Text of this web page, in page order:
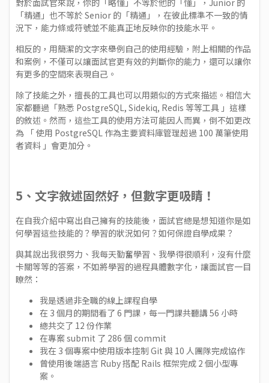
對於面試官來說，你的「略懂」不等於他的「懂」，Junior 的
「精通」也不等於 Senior 的「精通」，在彼此標準不一致的情
況下，能力條或符號並不能真正地反映你的技能水平。
相反的，用簡潔的文字來舉例自己的使用經驗，附上相關的作品
和案例，不僅可以讓面試官更有效的判斷你的能力，還可以讓你
有更多的空間來表現自己。
除了技能之外，擅長的工具也可以用類似的方式來描述。相信大
家都聽過「熟悉 PostgreSQL, Sidekiq, Redis 等等工具 」這樣
的敘述。然而，這些工具的使用方法可能因人而異，倒不如更改
為 「 使用 PostgreSQL 作為主要資料庫管理超過 100 萬筆使用
者資料 」會更加分。
5、文字敘述固然好，但數字更吸睛！
在自我介紹中寫出自己擁有的技能後，面試官總是想知道你是如
何學習這些技能的？學習的狀況如何？如何保證自學成果？
與其說出我很努力、我每天勤奮學習、我學得很順利，沒有什麼
卡關等等的答案，不如將學習的過程具體數字化，讓面試官一目
瞭然：
我是透過非全職的線上課程自學
在 3 個月的期間看了 6 門課，每一門課共聽講 56 小時
總共交了 12 份作業
在專案 submit 了 286 個 commit
我在 3 個專案中使用版本控制 Git 與 10 人團隊完成協作
曾使用後端語言 Ruby 搭配 Rails 框架完成 2 個小型專
案。